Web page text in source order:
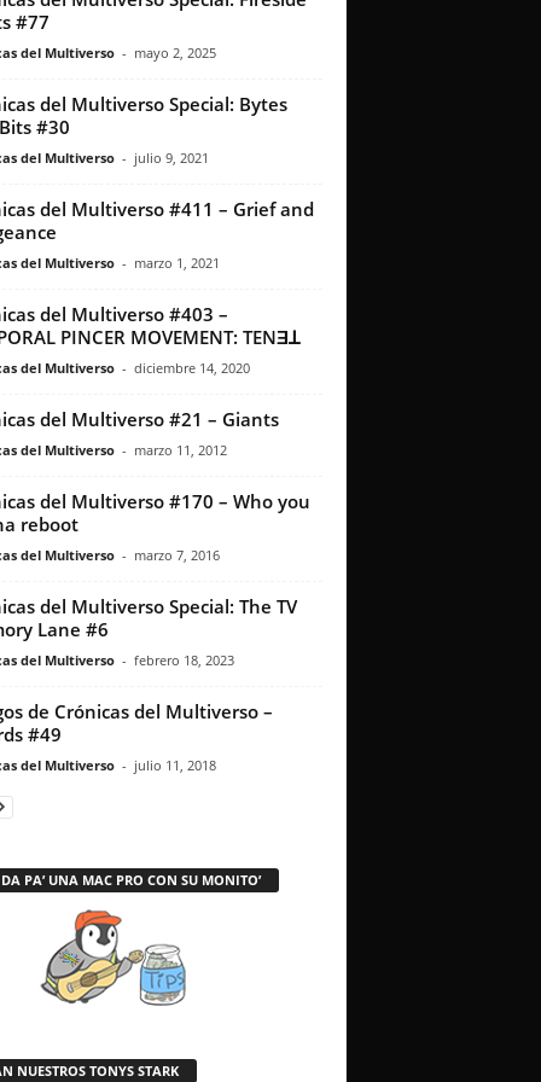
#77
del Multiverso - mayo 2, 2025
del Multiverso Special: Bytes
#30
del Multiverso - julio 9, 2021
del Multiverso #411 – Grief and
del Multiverso - marzo 1, 2021
del Multiverso #403 –
PINCER MOVEMENT: TENƎꓕ
del Multiverso - diciembre 14, 2020
del Multiverso #21 – Giants
del Multiverso - marzo 11, 2012
del Multiverso #170 – Who you
reboot
del Multiverso - marzo 7, 2016
del Multiverso Special: The TV
Lane #6
del Multiverso - febrero 18, 2023
de Crónicas del Multiverso –
#49
del Multiverso - julio 11, 2018
PA’ UNA MAC PRO CON SU MONITO’
NUESTROS TONYS STARK